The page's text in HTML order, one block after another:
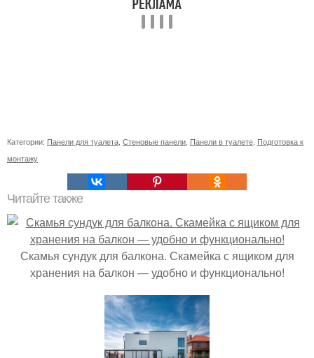
Категории: Панели для туалета Стеновые панели Панели в туалете Подготовка к
монтажу
Читайте также
Скамья сундук для балкона. Скамейка с ящиком для
хранения на балкон — удобно и функционально!